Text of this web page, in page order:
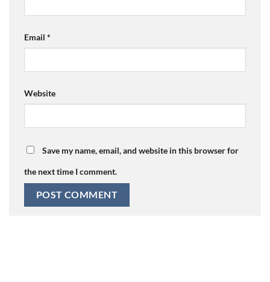
Email *
Website
Save my name, email, and website in this browser for
the next time I comment.